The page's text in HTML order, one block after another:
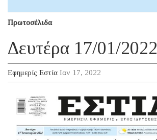
Πρωτοσέλιδα
Δευτέρα 17/01/2022
Εφημερίς Εστία Ιαν 17, 2022